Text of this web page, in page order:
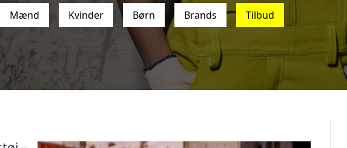
Mænd Kvinder Børn Brands Tilbud